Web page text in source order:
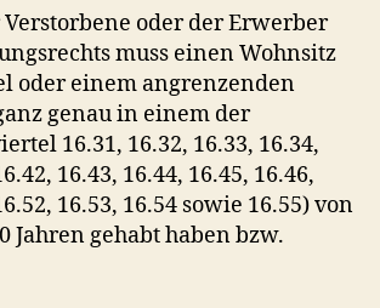
oder der Erwerber
muss einen Wohnsitz
oder einem angrenzenden
genau in einem der
16.31, 16.32, 16.33, 16.34,
16.43, 16.44, 16.45, 16.46,
16.53, 16.54 sowie 16.55) von
Jahren gehabt haben bzw.